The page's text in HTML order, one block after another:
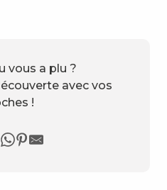
vous a plu ?
avec vos
!